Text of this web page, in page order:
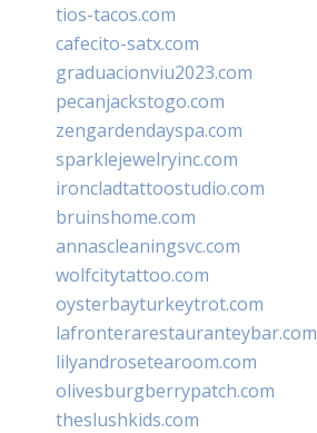
tios-tacos.com
cafecito-satx.com
graduacionviu2023.com
pecanjackstogo.com
zengardendayspa.com
sparklejewelryinc.com
ironcladtattoostudio.com
bruinshome.com
annascleaningsvc.com
wolfcitytattoo.com
oysterbayturkeytrot.com
lafronterarestauranteybar.com
lilyandrosetearoom.com
olivesburgberrypatch.com
theslushkids.com